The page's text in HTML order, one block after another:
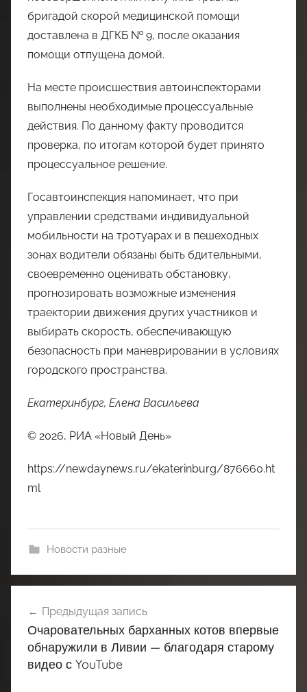
бригадой скорой медицинской помощи
доставлена в ДГКБ № 9, после оказания
помощи отпущена домой.
На месте происшествия автоинспекторами
выполнены необходимые процессуальные
действия. По данному факту проводится
проверка, по итогам которой будет принято
процессуальное решение.
Госавтоинспекция напоминает, что при
управлении средствами индивидуальной
мобильности на тротуарах и в пешеходных
зонах водители обязаны быть бдительными,
своевременно оценивать обстановку,
прогнозировать возможные изменения
траектории движения других участников и
выбирать скорость, обеспечивающую
безопасность при маневрировании в условиях
городского пространства.
Екатеринбург, Елена Васильева
© 2026, РИА «Новый День»
https://newdaynews.ru/ekaterinburg/876660.ht
ml
Новости разные
по
записям
Предыдущая запись
Очаровательных барханных котов впервые
обнаружили в Ливии — благодаря старому
видео с YouTube